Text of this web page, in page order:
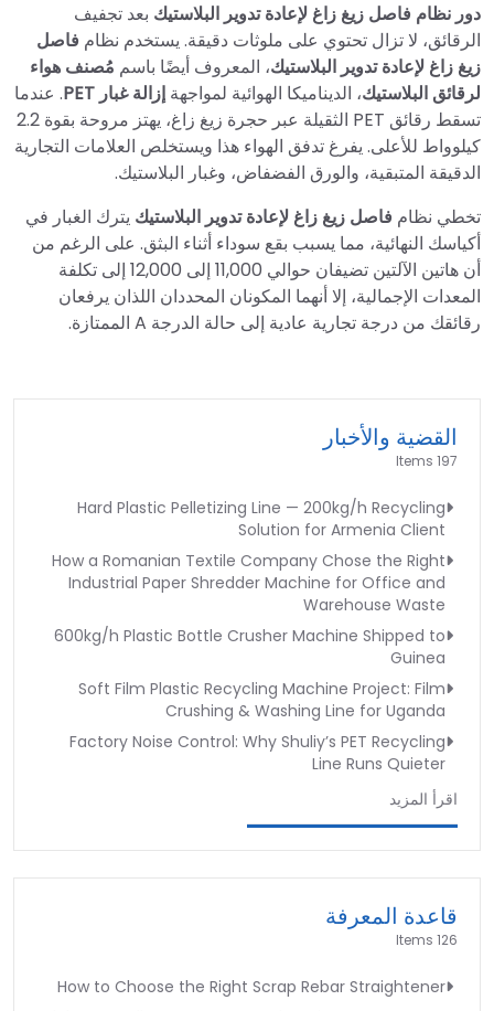
دور نظام فاصل زيغ زاغ لإعادة تدوير البلاستيك بعد تجفيف
الرقائق، لا تزال تحتوي على ملوثات دقيقة. يستخدم نظام فاصل
زيغ زاغ لإعادة تدوير البلاستيك، المعروف أيضًا باسم مُصنف هواء
لرقائق البلاستيك، الديناميكا الهوائية لمواجهة إزالة غبار PET
. عندما
تسقط رقائق PET الثقيلة عبر حجرة زيغ زاغ، يهتز مروحة بقوة 2.2
كيلوواط للأعلى. يفرغ تدفق الهواء هذا ويستخلص العلامات التجارية
الدقيقة المتبقية، والورق الفضفاض، وغبار البلاستيك.
تخطي نظام فاصل زيغ زاغ لإعادة تدوير البلاستيك يترك الغبار في
أكياسك النهائية، مما يسبب بقع سوداء أثناء البثق. على الرغم من
أن هاتين الآلتين تضيفان حوالي 11,000 إلى 12,000 إلى تكلفة
المعدات الإجمالية، إلا أنهما المكونان المحددان اللذان يرفعان
رقائقك من درجة تجارية عادية إلى حالة الدرجة A الممتازة.
القضية والأخبار
197 Items
Hard Plastic Pelletizing Line — 200kg/h Recycling
Solution for Armenia Client
How a Romanian Textile Company Chose the Right
Industrial Paper Shredder Machine for Office and
Warehouse Waste
600kg/h Plastic Bottle Crusher Machine Shipped to
Guinea
Soft Film Plastic Recycling Machine Project: Film
Crushing & Washing Line for Uganda
Factory Noise Control: Why Shuliy’s PET Recycling
Line Runs Quieter
اقرأ المزيد
قاعدة المعرفة
126 Items
How to Choose the Right Scrap Rebar Straightener